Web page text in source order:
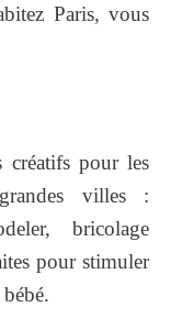
Paris, vous
pour les
villes :
bricolage
pour stimuler